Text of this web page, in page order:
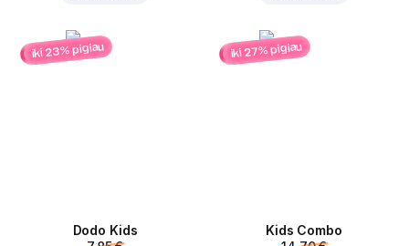
iki 23% pigiau
Dodo Kids
iki 27% pigiau
Kids Combo